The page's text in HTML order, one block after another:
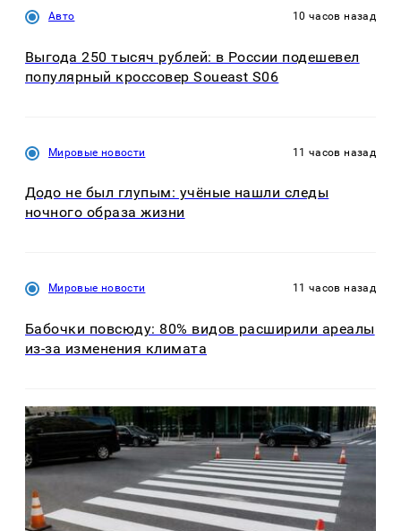
Авто 10 часов назад
Выгода 250 тысяч рублей: в России подешевел
популярный кроссовер Soueast S06
Мировые новости 11 часов назад
Додо не был глупым: учёные нашли следы
ночного образа жизни
Мировые новости 11 часов назад
Бабочки повсюду: 80% видов расширили ареалы
из-за изменения климата